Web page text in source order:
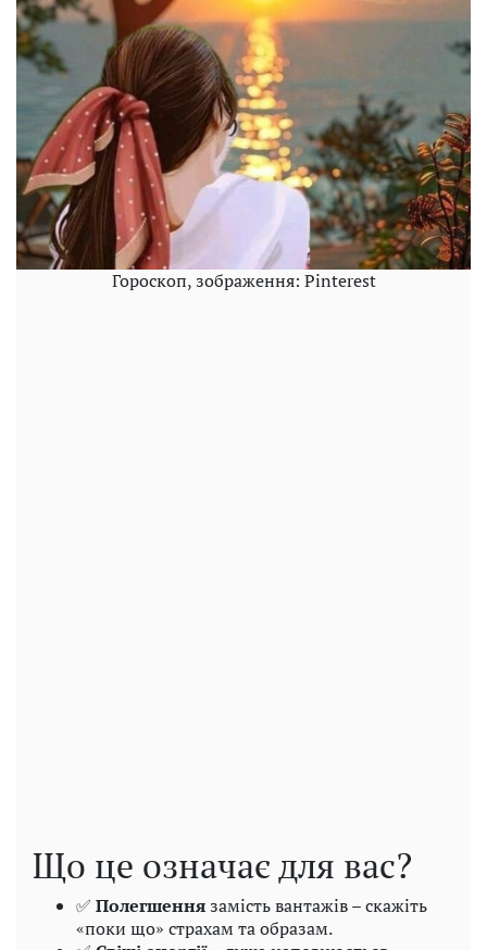
Гороскоп, зображення: Pinterest
Що це означає для вас?
✅ Полегшеннязамість вантажів – скажіть
«поки що» страхам та образам.